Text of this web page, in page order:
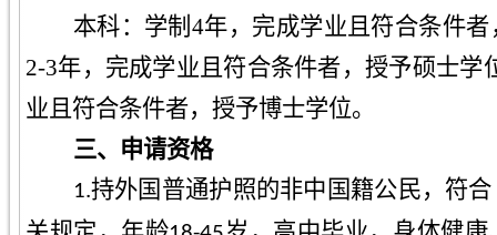
本科：学制4年，完成学业且符合条件
2-3年，完成学业且符合条件者，授予硕士学
业且符合条件者，授予博士学位。
三、 申请资格
1.持外国普通护照的非中国籍公民，符